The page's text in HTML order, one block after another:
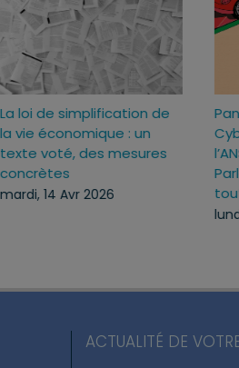
La loi de simplification de
la vie économique : un
texte voté, des mesures
concrètes
mardi, 14 Avr 2026
ACTUALITÉ DE